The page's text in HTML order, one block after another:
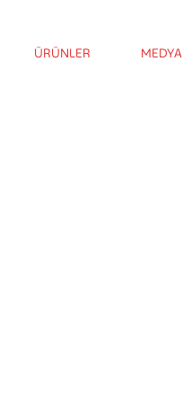
ÜRÜNLER MEDYA